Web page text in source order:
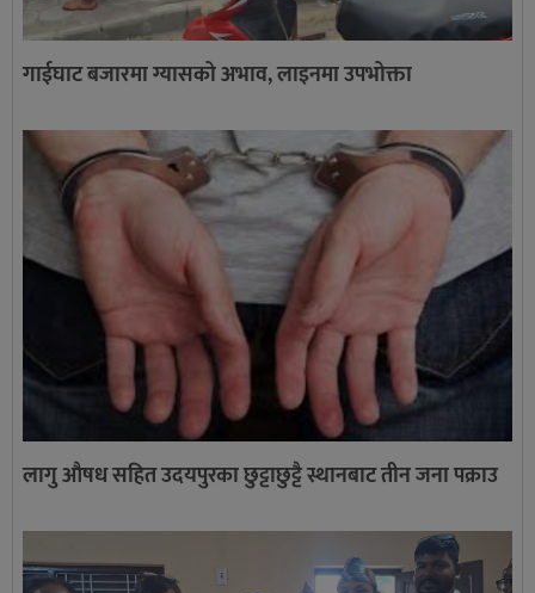
गाईघाट बजारमा ग्यासको अभाव, लाइनमा उपभोक्ता
लागु औषध सहित उदयपुरका छुट्टाछुट्टै स्थानबाट तीन जना पक्राउ